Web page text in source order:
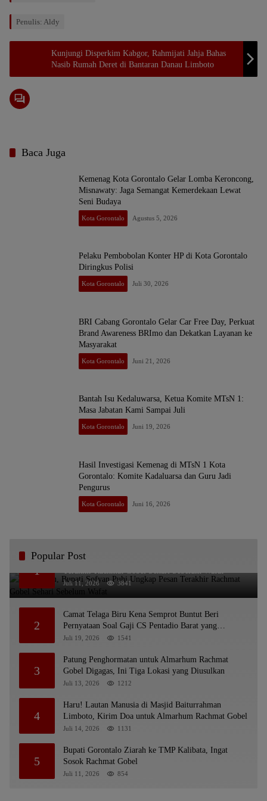
Penulis: Aldy
Kunjungi Disperkim Kabgor, Rahmijati Jahja Bahas
Nasib Rumah Deret di Bantaran Danau Limboto
Baca Juga
Kemenag Kota Gorontalo Gelar Lomba Keroncong,
Misnawaty: Jaga Semangat Kemerdekaan Lewat
Seni Budaya
Kota Gorontalo Agustus 5, 2026
Pelaku Pembobolan Konter HP di Kota Gorontalo
Diringkus Polisi
Kota Gorontalo Juli 30, 2026
BRI Cabang Gorontalo Gelar Car Free Day, Perkuat
Brand Awareness BRImo dan Dekatkan Layanan ke
Masyarakat
Kota Gorontalo Juni 21, 2026
Bantah Isu Kedaluwarsa, Ketua Komite MTsN 1:
Masa Jabatan Kami Sampai Juli
Kota Gorontalo Juni 19, 2026
Hasil Investigasi Kemenag di MTsN 1 Kota
Gorontalo: Komite Kadaluarsa dan Guru Jadi
Pengurus
Kota Gorontalo Juni 16, 2026
Popular Post
1
Bikin Haru, Bupati Sofyan Puhi Ungkap Pesan
Terakhir Rachmat Gobel Sehari Sebelum Wafat
Juli 11, 2026 3841
2
Camat Telaga Biru Kena Semprot Buntut Beri
Pernyataan Soal Gaji CS Pentadio Barat yang
Nunggak
Juli 19, 2026 1541
3
Patung Penghormatan untuk Almarhum Rachmat
Gobel Digagas, Ini Tiga Lokasi yang Diusulkan
Juli 13, 2026 1212
4
Haru! Lautan Manusia di Masjid Baiturrahman
Limboto, Kirim Doa untuk Almarhum Rachmat Gobel
Juli 14, 2026 1131
5
Bupati Gorontalo Ziarah ke TMP Kalibata, Ingat
Sosok Rachmat Gobel
Juli 11, 2026 854